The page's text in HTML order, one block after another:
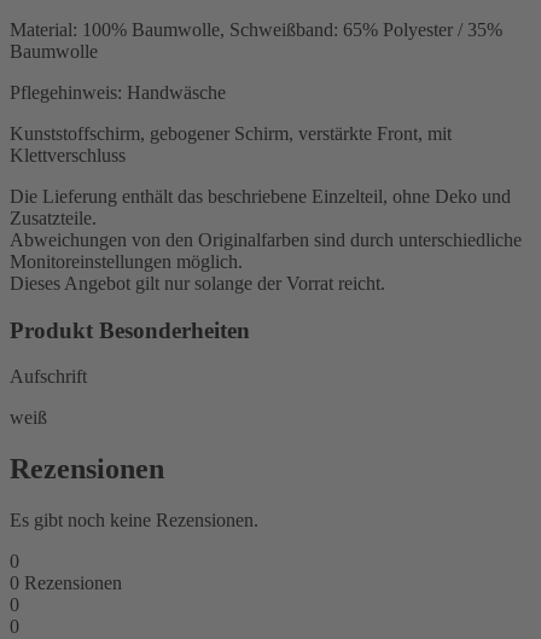
Material: 100% Baumwolle, Schweißband: 65% Polyester / 35%
Baumwolle
Pflegehinweis: Handwäsche
Kunststoffschirm, gebogener Schirm, verstärkte Front, mit
Klettverschluss
Die Lieferung enthält das beschriebene Einzelteil, ohne Deko und
Zusatzteile.
Abweichungen von den Originalfarben sind durch unterschiedliche
Monitoreinstellungen möglich.
Dieses Angebot gilt nur solange der Vorrat reicht.
Produkt Besonderheiten
Aufschrift
weiß
Rezensionen
Es gibt noch keine Rezensionen.
0
0 Rezensionen
0
0